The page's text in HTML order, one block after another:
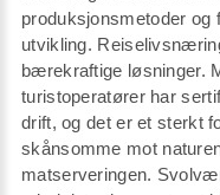
produksjonsmetoder
utvikling.
bærekraftige løsninger.
turistoperatører har
drift, og det er et sterkt
skånsomme mot
matserveringen.